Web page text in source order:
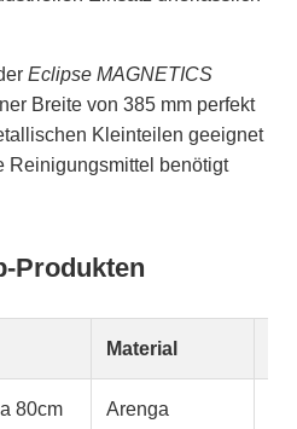
Eclipse MAGNETICS
Breite von 385 mm perfekt
Kleinteilen geeignet
Reinigungsmittel benötigt
Produkten
Material
80cm Arenga